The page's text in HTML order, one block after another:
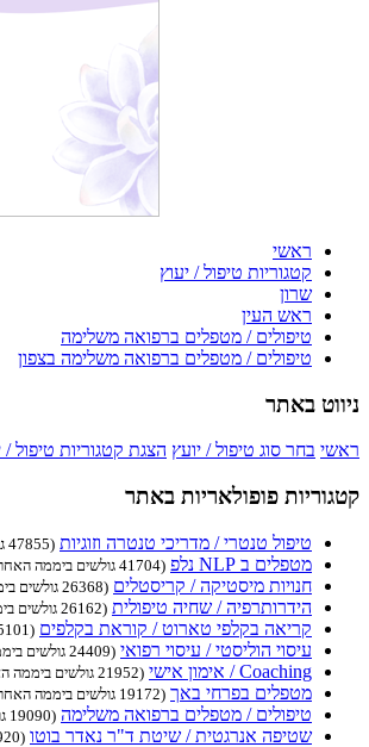
ראשי
קטגוריות טיפול / יעוץ
שרון
ראש העין
טיפולים / מטפלים ברפואה משלימה
טיפולים / מטפלים ברפואה משלימה בצפון
ניווט באתר
ראשי בחר סוג טיפול / יועץ הצגת קטגוריות טיפול /
קטגוריות פופולאריות באתר
טיפול טנטרי / מדריכי טנטרה וזוגיות (47855 גולשים ביממה האחרונה)
מטפלים ב NLP נלפ (41704 גולשים ביממה האחרונה)
חנויות מיסטיקה / קריסטלים (26368 גולשים ביממה האחרונה)
הידרותרפיה / שחיה טיפולית (26162 גולשים ביממה האחרונה)
קריאה בקלפי טארוט / קוראת בקלפים (25101 גולשים ביממה האחרונה)
עיסוי הוליסטי / עיסוי רפואי (24409 גולשים ביממה האחרונה)
Coaching / אימון אישי (21952 גולשים ביממה האחרונה)
מטפלים בפרחי באך (19172 גולשים ביממה האחרונה)
טיפולים / מטפלים ברפואה משלימה (19090 גולשים ביממה האחרונה)
שטיפה אנרגטית / שיטת ד"ר נאדר בוטו (17920 גולשים ביממה האחרונה)